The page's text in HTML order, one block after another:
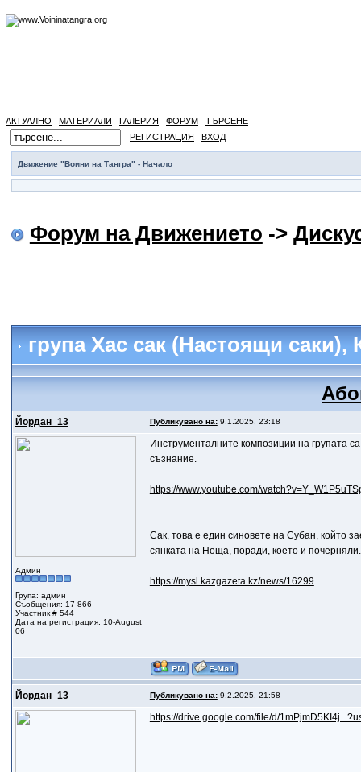
АКТУАЛНО МАТЕРИАЛИ ГАЛЕРИЯ ФОРУМ
ТЪРСЕНЕ
РЕГИСТРАЦИЯ
ВХОД
Движение "Воини на Тангра" - Начало
Форум на Движението ->
група Хас сак (Настоящи саки),
Йордан_13 Публикувано на:9.1.2025, 23:18
Админ
Група: админ
Съобщения: 17 866
Участник # 544
Дата на регистрация: 10-August
06
Инструменталните композиции на групата
съзнание.
https://www.youtube.com/
Сак, това е един синовете на Субан, който
сянката на Ноща, поради, което и почерняли.
https://mysl.kazgazeta.kz/news/16299
Йордан_13 Публикувано на:9.2.2025, 21:58
https://drive.google.com/file/d/